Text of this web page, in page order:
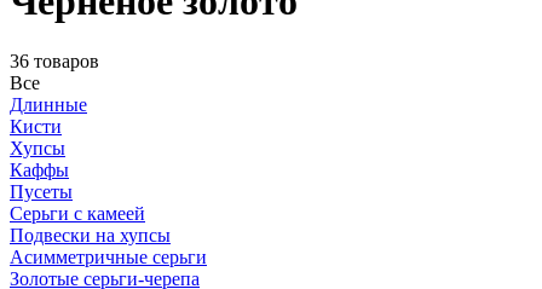
36 товаров
Все
Длинные
Кисти
Хупсы
Каффы
Пусеты
Серьги с камеей
Подвески на хупсы
Асимметричные серьги
Золотые серьги-черепа